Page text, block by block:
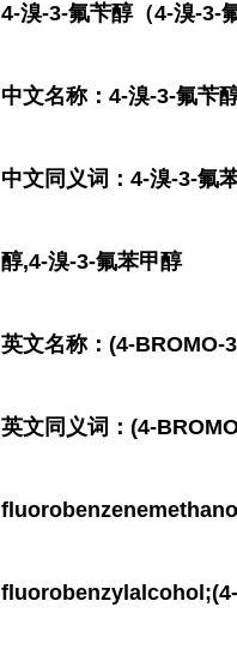
4-溴-3-氟苄醇（4-溴-3-
中文名称：4-溴-3-氟苄
中文同义词：4-溴-3-氟
醇,4-溴-3-氟苯甲醇
英文名称：(4-BROMO-
英文同义词：(4-
fluorobenzylalcohol;(4-